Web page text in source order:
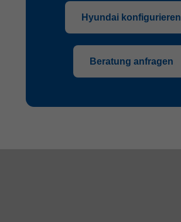
Hyundai konfigurieren
Beratung anfragen